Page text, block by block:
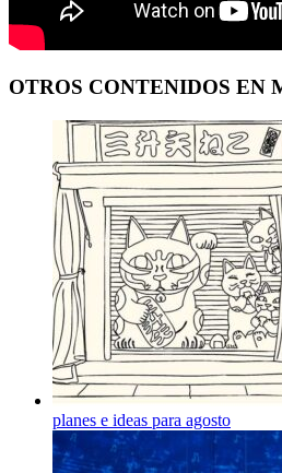
OTROS CONTENIDOS EN
planes e ideas para agosto